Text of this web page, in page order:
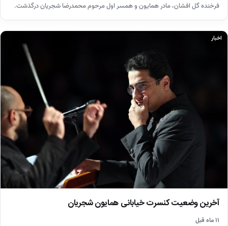
فرخنده گل افشان، مادر همایون و همسر اول مرحوم محمدرضا شجریان درگذشت.
اخبار
آخرین وضعیت کنسرت خیابانی همایون شجریان
۱۱ ماه قبل